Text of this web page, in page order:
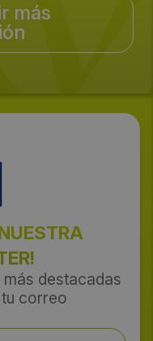
más
destacadas
correo